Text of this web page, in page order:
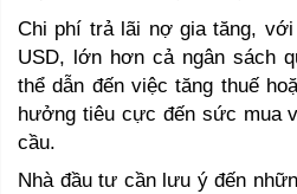
Chi phí trả lãi nợ gia tăng,
USD, lớn hơn cả ngân sách
thể dẫn đến việc tăng thuế
hưởng tiêu cực đến sức mua
cầu.
Nhà đầu tư cần lưu ý đến